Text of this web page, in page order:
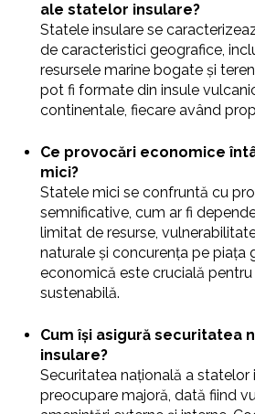
ale statelor insulare?
Statele insulare se
de caracteristici geografice,
resursele marine bogate și
pot fi formate din insule
continentale, fiecare având
Ce provocări economice
mici?
Statele mici se confruntă cu
semnificative, cum ar fi
limitat de resurse,
naturale și concurența pe piața
economică este crucială
sustenabilă.
Cum își asigură securitatea
insulare?
Securitatea națională a statelor
preocupare majoră, dată fiind